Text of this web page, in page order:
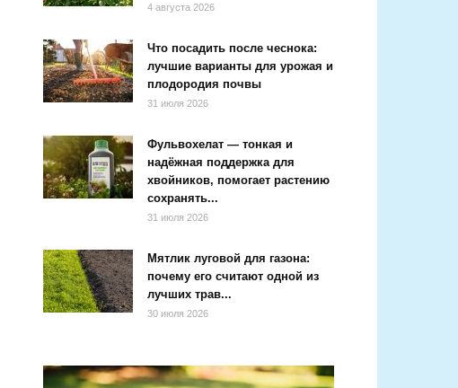
4 августа 2026
Что посадить после чеснока:
лучшие варианты для урожая и
плодородия почвы
31 июля 2026
Фульвохелат — тонкая и
надёжная поддержка для
хвойников, помогает растению
сохранять...
31 июля 2026
Мятлик луговой для газона:
почему его считают одной из
лучших трав...
30 июля 2026